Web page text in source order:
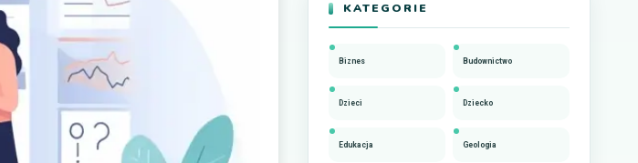
KATEGORIE
Biznes Budownictwo
Dzieci Dziecko
Edukacja Geologia